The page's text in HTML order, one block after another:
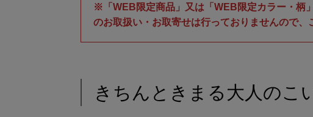
※「WEB限定商品」又は「WEB限定カラー・柄
のお取扱い・お取寄せは行っておりませんので、
きちんときまる大人のこ